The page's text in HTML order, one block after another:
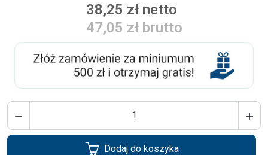
38,25 zł netto
47,05 zł brutto
 
Dodaj do koszyka